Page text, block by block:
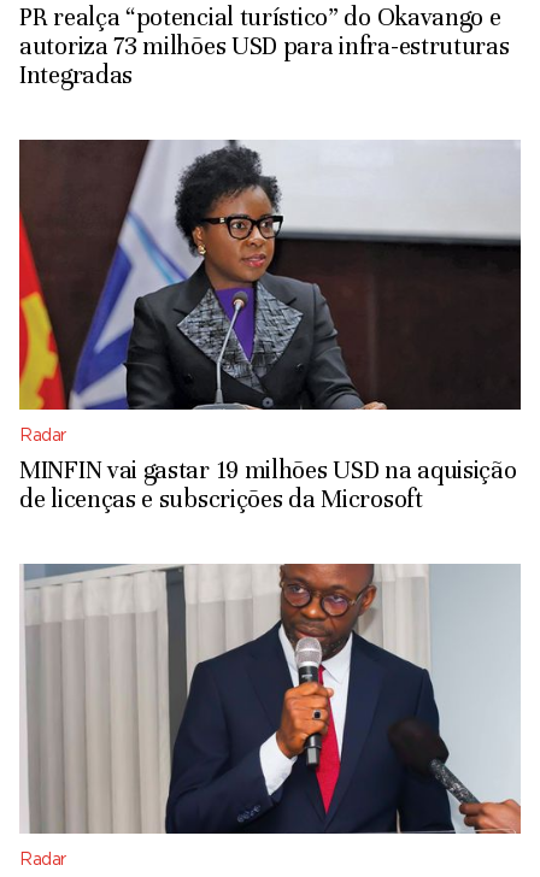
PR realça “potencial turístico” do Okavango e
autoriza 73 milhões USD para infra-estruturas
Integradas
Radar
MINFIN vai gastar 19 milhões USD na aquisição
de licenças e subscrições da Microsoft
Radar